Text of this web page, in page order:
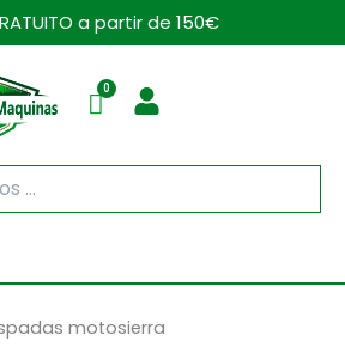
a partir de 150€
motosierra